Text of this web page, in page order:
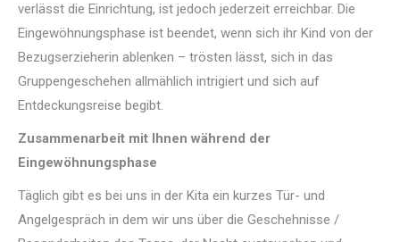
verlässt die Einrichtung, ist jedoch jederzeit erreichbar. Die
Eingewöhnungsphase ist beendet, wenn sich ihr Kind von der
Bezugserzieherin ablenken – trösten lässt, sich in das
Gruppengeschehen allmählich intrigiert und sich auf
Entdeckungsreise begibt.
Zusammenarbeit mit Ihnen während der
Eingewöhnungsphase
Täglich gibt es bei uns in der Kita ein kurzes Tür- und
Angelgespräch in dem wir uns über die Geschehnisse /